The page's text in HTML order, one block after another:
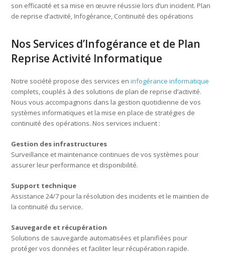
son efficacité et sa mise en œuvre réussie lors d’un incident. Plan
de reprise d’activité, Infogérance, Continuité des opérations
Nos Services d’Infogérance et de Plan
Reprise Activité Informatique
Notre société propose des services eninfogérance informatique
complets, couplés à des solutions de plan de reprise d’activité.
Nous vous accompagnons dans la gestion quotidienne de vos
systèmes informatiques et la mise en place de stratégies de
continuité des opérations. Nos services incluent :
Gestion des infrastructures
Surveillance et maintenance continues de vos systèmes pour
assurer leur performance et disponibilité.
Support technique
Assistance 24/7 pour la résolution des incidents et le maintien de
la continuité du service.
Sauvegarde et récupération
Solutions de sauvegarde automatisées et planifiées pour
protéger vos données et faciliter leur récupération rapide.